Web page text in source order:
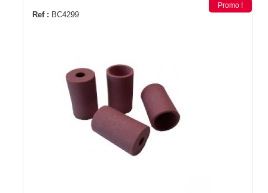
Ref : BC4299
Promo !